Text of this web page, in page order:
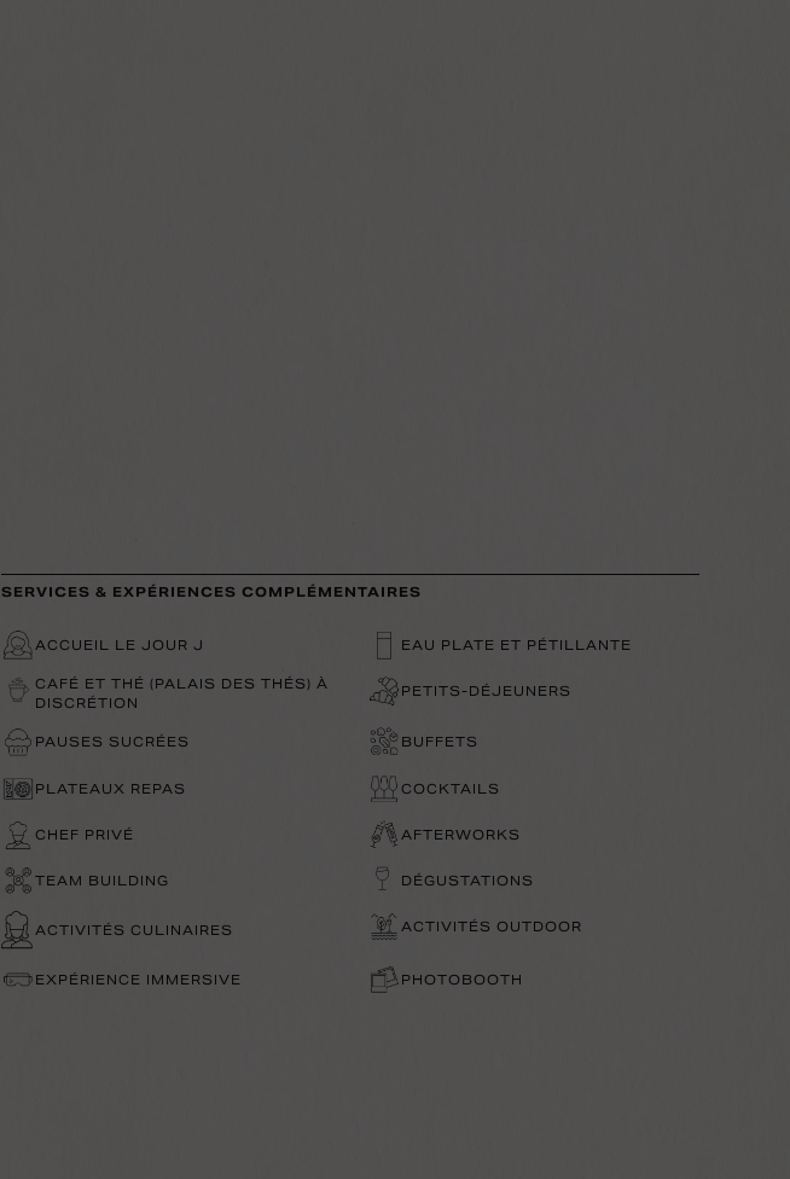
SERVICES & EXPÉRIENCES COMPLÉMENTAIRES
ACCUEIL LE JOUR J EAU PLATE ET PÉTILLANTE
CAFÉ ET THÉ (PALAIS DES THÉS) À
DISCRÉTION
PETITS-DÉJEUNERS
PAUSES SUCRÉES BUFFETS
PLATEAUX REPAS COCKTAILS
CHEF PRIVÉ AFTERWORKS
TEAM BUILDING DÉGUSTATIONS
ACTIVITÉS CULINAIRES ACTIVITÉS OUTDOOR
EXPÉRIENCE IMMERSIVE PHOTOBOOTH